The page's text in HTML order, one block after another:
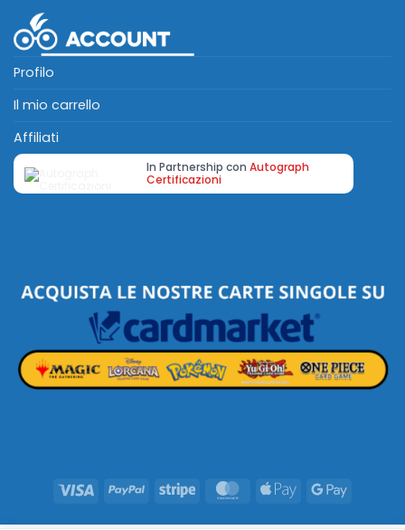
Profilo
Il mio carrello
Affiliati
In Partnership con Autograph
Certificazioni
Visa PayPal Stripe MasterCard
Apple
Google